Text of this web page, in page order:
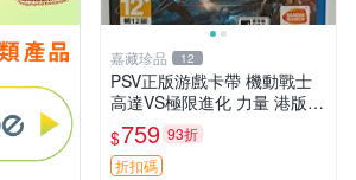
嘉藏珍品 12
PSV正版游戲卡帶 機動戰士
高達VS極限進化 力量 港版中
文 盒裝全新未開封，支持所
有日版，港版或其他地區的P
SV游戲機主機，（除外），
$759 93折
折扣碼